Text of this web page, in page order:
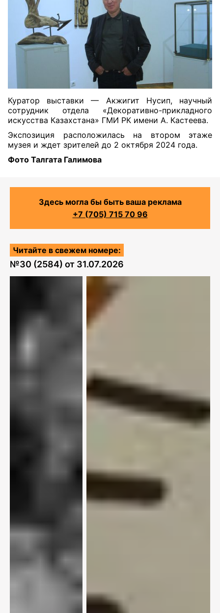
Куратор выставки — Акжигит Нусип, научный
сотрудник отдела «Декоративно-прикладного
искусства Казахстана» ГМИ РК имени А. Кастеева.
Экспозиция расположилась на втором этаже
музея и ждет зрителей до 2 октября 2024 года.
Фото Талгата Галимова
Здесь могла бы быть ваша реклама
+7 (705) 715 70 96
Читайте в свежем номере:
№30 (2584) от 31.07.2026